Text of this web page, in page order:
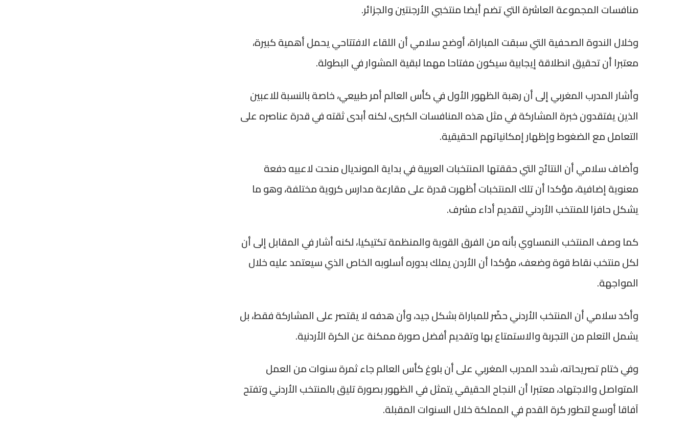
منافسات المجموعة العاشرة التي تضم أيضا منتخبي الأرجنتين والجزائر.
وخلال الندوة الصحفية التي سبقت المباراة، أوضح سلامي أن اللقاء الافتتاحي يحمل أهمية كبيرة،
معتبرا أن تحقيق انطلاقة إيجابية سيكون مفتاحا مهما لبقية المشوار في البطولة.
وأشار المدرب المغربي إلى أن رهبة الظهور الأول في كأس العالم أمر طبيعي، خاصة بالنسبة للاعبين
الذين يفتقدون خبرة المشاركة في مثل هذه المنافسات الكبرى، لكنه أبدى ثقته في قدرة عناصره على
التعامل مع الضغوط وإظهار إمكانياتهم الحقيقية.
وأضاف سلامي أن النتائج التي حققتها المنتخبات العربية في بداية المونديال منحت لاعبيه دفعة
معنوية إضافية، مؤكدا أن تلك المنتخبات أظهرت قدرة على مقارعة مدارس كروية مختلفة، وهو ما
يشكل حافزا للمنتخب الأردني لتقديم أداء مشرف.
كما وصف المنتخب النمساوي بأنه من الفرق القوية والمنظمة تكتيكيا، لكنه أشار في المقابل إلى أن
لكل منتخب نقاط قوة وضعف، مؤكدا أن الأردن يملك بدوره أسلوبه الخاص الذي سيعتمد عليه خلال
المواجهة.
وأكد سلامي أن المنتخب الأردني حضّر للمباراة بشكل جيد، وأن هدفه لا يقتصر على المشاركة فقط، بل
يشمل التعلم من التجربة والاستمتاع بها وتقديم أفضل صورة ممكنة عن الكرة الأردنية.
وفي ختام تصريحاته، شدد المدرب المغربي على أن بلوغ كأس العالم جاء ثمرة سنوات من العمل
المتواصل والاجتهاد، معتبرا أن النجاح الحقيقي يتمثل في الظهور بصورة تليق بالمنتخب الأردني وتفتح
آفاقا أوسع لتطور كرة القدم في المملكة خلال السنوات المقبلة.